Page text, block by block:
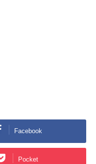
Facebook
Pocket